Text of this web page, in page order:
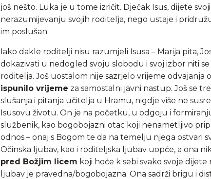
još nešto. Luka je u tome izričit. Dječak Isus, dijete
nerazumijevanju svojih roditelja, nego ustaje i
im poslušan.
Iako dakle roditelji nisu razumjeli Isusa – Marija pita,
dokazivati u nedogled svoju slobodu i svoj izbor niti
roditelja. Još uostalom nije sazrjelo vrijeme odvajanja
ispunilo vrijeme za samostalni javni nastup. Još se
slušanja i pitanja učitelja u Hramu, nigdje više ne
Isusovu životu. On je na početku, u odgoju i
službenik, kao bogobojazni otac koji nenametljivo
odnos – onaj s Bogom te da na temelju njega ostvari
Očinska ljubav, kao i roditeljska ljubav uopće, a ona
pred Božjim licem koji hoće k sebi svako svoje
ljubav je pravedna/bogobojazna. Ona sadrži brigu i